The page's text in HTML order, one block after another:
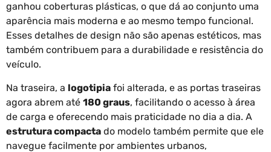
ganhou coberturas plásticas, o que dá ao conjunto uma
aparência mais moderna e ao mesmo tempo funcional.
Esses detalhes de design não são apenas estéticos, mas
também contribuem para a durabilidade e resistência do
veículo.
Na traseira, a logotipia foi alterada, e as portas traseiras
agora abrem até 180 graus, facilitando o acesso à área
de carga e oferecendo mais praticidade no dia a dia. A
estrutura compacta do modelo também permite que ele
navegue facilmente por ambientes urbanos,